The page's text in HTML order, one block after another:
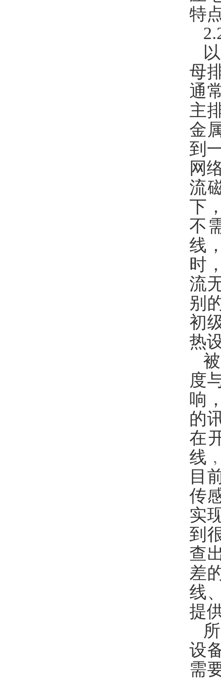
特
母
通
主
金
到
网
流
下
不
线
时
流
别
初
热
度
响
的
在
线
目
传
实
到
查
差
线
提
设
需